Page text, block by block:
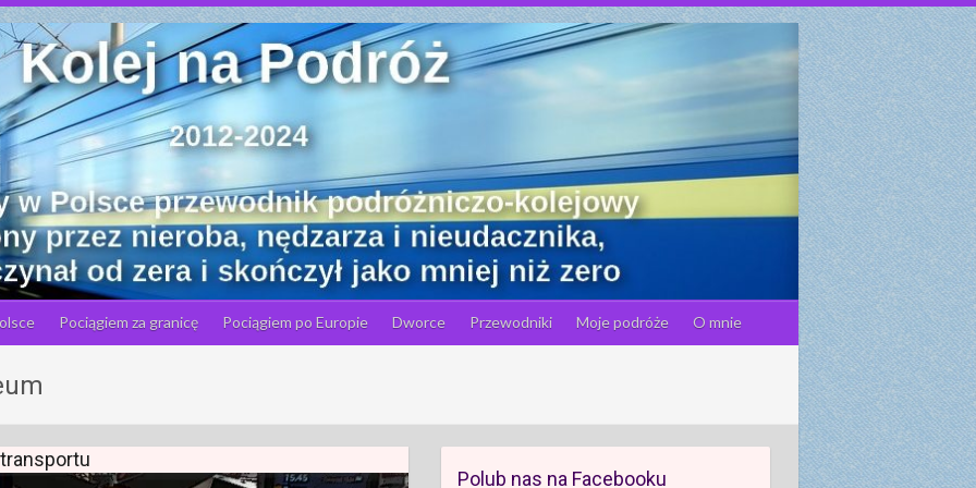
Pociągiem za granicę Pociągiem po Europie Dworce Przewodniki Moje podróże O mnie
Polub nas na Facebooku